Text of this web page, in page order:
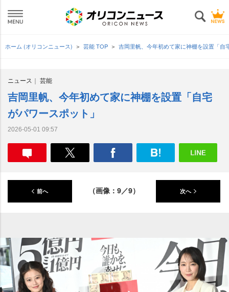
ホーム (オリコンニュース) 芸能 TOP 吉岡里帆、今年初めて家に神棚を設置「自
ニュース 芸能
吉岡里帆、今年初めて家に神棚を設置「自宅
がパワースポット」
2026-05-01 09:57
前へ （画像：9／9） 次へ